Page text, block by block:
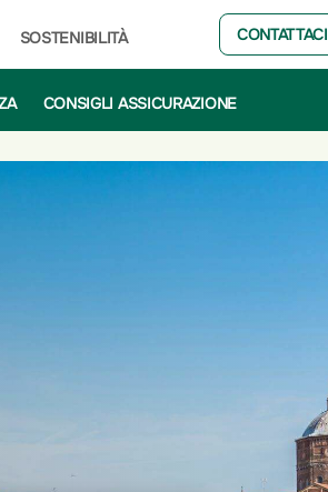
SOSTENIBILITÀ CONTATTACI
CONSIGLI ASSICURAZIONE